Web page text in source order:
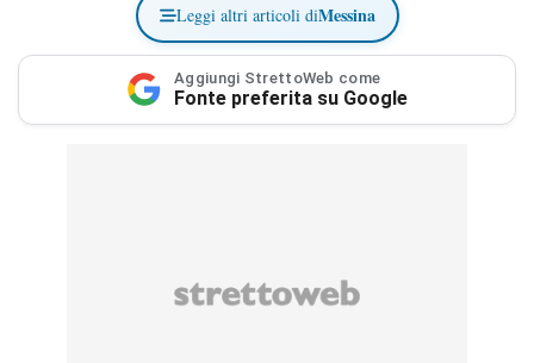
Leggi altri articoli diMessina
Aggiungi StrettoWeb come
Fonte preferita su Google